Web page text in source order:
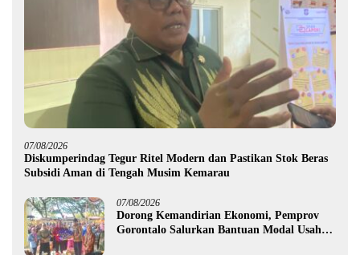
07/08/2026
Diskumperindag Tegur Ritel Modern dan Pastikan Stok Beras
Subsidi Aman di Tengah Musim Kemarau
07/08/2026
Dorong Kemandirian Ekonomi, Pemprov
Gorontalo Salurkan Bantuan Modal Usaha